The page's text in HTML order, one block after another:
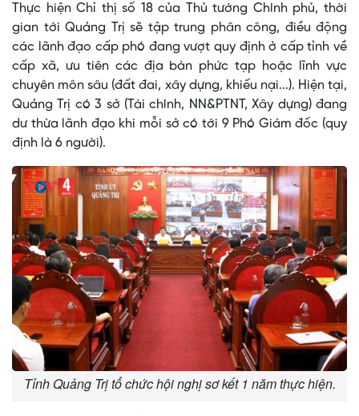
Thực hiện Chỉ thị số 18 của Thủ tướng Chính phủ, thời
gian tới Quảng Trị sẽ tập trung phân công, điều động
các lãnh đạo cấp phó đang vượt quy định ở cấp tỉnh về
cấp xã, ưu tiên các địa bàn phức tạp hoặc lĩnh vực
chuyên môn sâu (đất đai, xây dựng, khiếu nại...). Hiện tại,
Quảng Trị có 3 sở (Tài chính, NN&PTNT, Xây dựng) đang
dư thừa lãnh đạo khi mỗi sở có tới 9 Phó Giám đốc (quy
định là 6 người).
Tỉnh Quảng Trị tổ chức hội nghị sơ kết 1 năm thực hiện.